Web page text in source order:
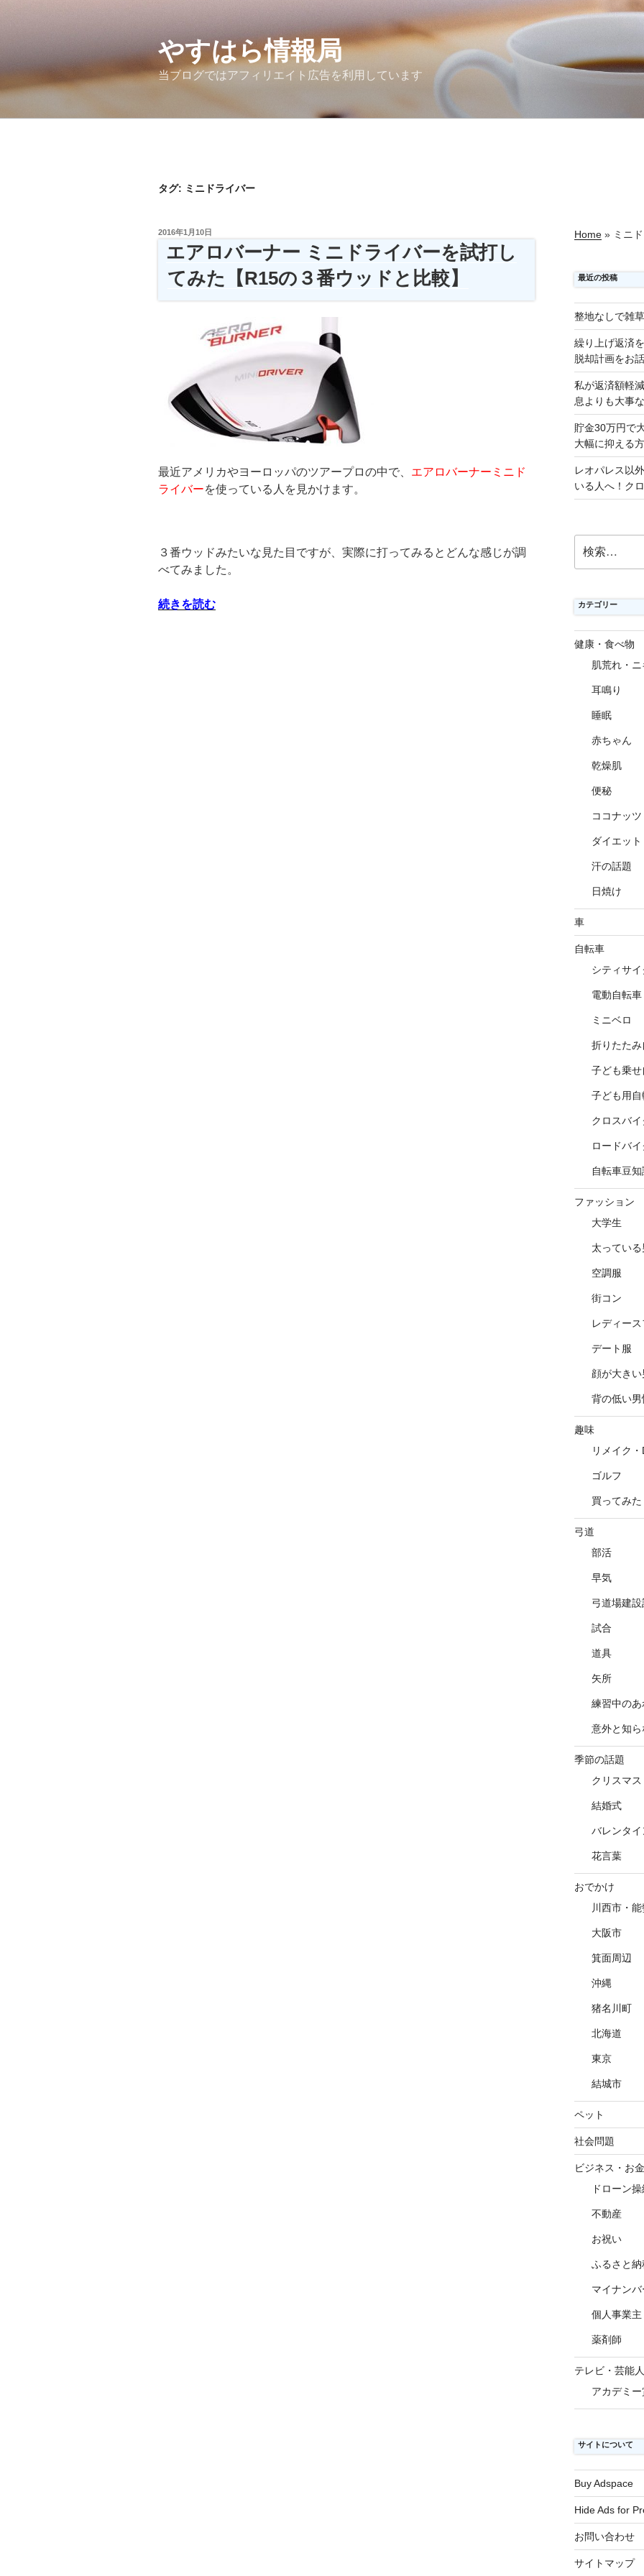
へ
やすはら情報局
当ブログではアフィリエイト広告を利用しています
タグ: ミニドライバー
投
日:
2016年1月10日
エアロバーナー ミニドライバーを試打し
てみた【R15の３番ウッドと比較】
最近アメリカやヨーロッパのツアープロの中で、 エアロバーナーミニド
ライバーを使っている人を見かけます。
３番ウッドみたいな見た目ですが、実際に打ってみるとどんな感じが調
べてみました。
“エ
続きを読む
Home »ミニド
最近の投稿
整地なしで雑
繰り上げ返済
脱却計画をお
私が返済額軽
息よりも大事
貯金30万円で
大幅に抑える
レオパレス以
いる人へ！ク
索:
カテゴリー
健康・食べ物
肌荒れ・
耳鳴り
睡眠
赤ちゃん
乾燥肌
便秘
ココナッツ
ダイエット
汗の話題
日焼け
車
自転車
シティサイ
電動自転車
ミニベロ
折りたたみ
子ども乗せ
子ども用自
クロスバイ
ロードバイ
自転車豆知
ファッション
大学生
太ってい
空調服
街コン
レディー
デート服
顔が大き
背の低い男
趣味
リメイク・
ゴルフ
買ってみた
弓道
部活
早気
弓道場建設
試合
道具
矢所
練習中のあ
意外と知
季節の話題
クリスマス
結婚式
バレンタイ
花言葉
おでかけ
川西市・
大阪市
箕面周辺
沖縄
猪名川町
北海道
東京
結城市
ペット
社会問題
ビジネス・お金
ドローン
不動産
お祝い
ふるさと納
マイナンバ
個人事業主
薬剤師
テレビ・芸能人
アカデミー
サイトについて
Buy Adspace
Hide Ads for
お問い合わせ
サイトマップ